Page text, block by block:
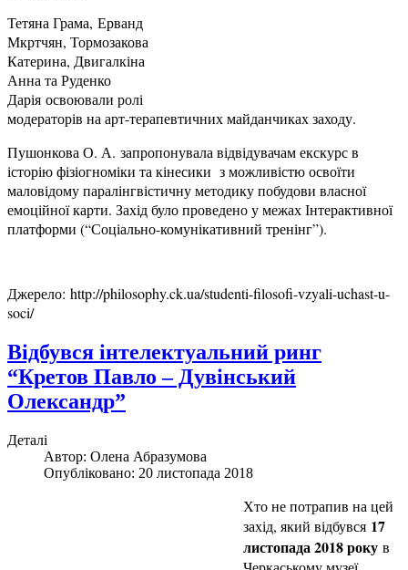
Тетяна Грама, Ерванд
Мкртчян, Тормозакова
Катерина, Двигалкіна
Анна та Руденко
Дарія освоювали ролі
модераторів на арт-терапевтичних майданчиках заходу.
Пушонкова О. А. запропонувала відвідувачам екскурс в
історію фізіогноміки та кінесики з можливістю освоїти
маловідому паралінгвістичну методику побудови власної
емоційної карти. Захід було проведено у межах Інтерактивної
платформи (“Соціально-комунікативний тренінг”).
Джерело: http://philosophy.ck.ua/studenti-filosofi-vzyali-uchast-u-
soci/
Відбувся інтелектуальний ринг
“Кретов Павло – Дувінський
Олександр”
Деталі
Автор: Олена Абразумова
Опубліковано: 20 листопада 2018
Хто не потрапив на цей
захід, який відбувся 17
листопада 2018 року в